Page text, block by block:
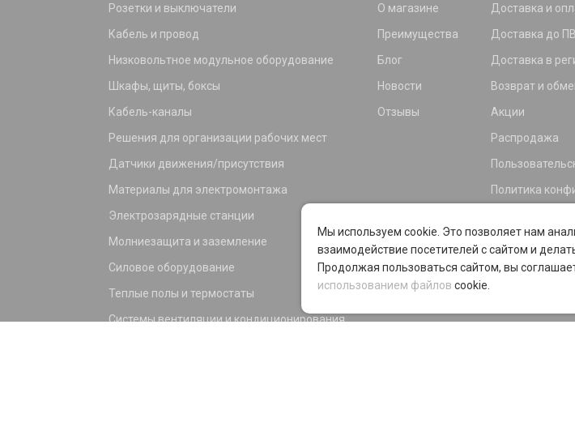
Розетки и выключатели
Кабель и провод
Низковольтное модульное оборудование
Шкафы, щиты, боксы
Кабель-каналы
Решения для организации рабочих мест
Датчики движения/присутствия
Материалы для электромонтажа
Электрозарядные станции
Молниезащита и заземление
Силовое оборудование
Теплые полы и термостаты
Системы вентиляции и кондиционирования
О магазине
Преимущества
Блог
Новости
Отзывы
Доставка и
Доставка до
Доставка в
Возврат и
Акции
Распродажа
Политика
Программа
Мы используем cookie. Это позволяет нам
взаимодействие посетителей с сайтом и
Продолжая пользоваться сайтом, вы
использованием файлов cookie.